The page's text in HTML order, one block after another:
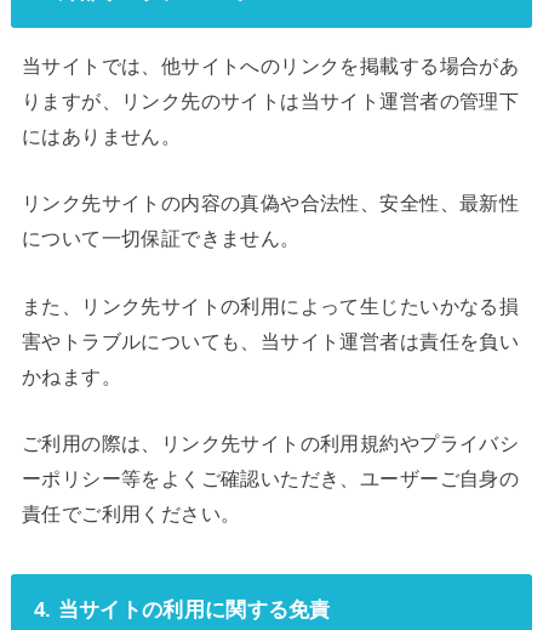
当サイトでは、他サイトへのリンクを掲載する場合があ
りますが、リンク先のサイトは当サイト運営者の管理下
にはありません。
リンク先サイトの内容の真偽や合法性、安全性、最新性
について一切保証できません。
また、リンク先サイトの利用によって生じたいかなる損
害やトラブルについても、当サイト運営者は責任を負い
かねます。
ご利用の際は、リンク先サイトの利用規約やプライバシ
ーポリシー等をよくご確認いただき、ユーザーご自身の
責任でご利用ください。
4. 当サイトの利用に関する免責